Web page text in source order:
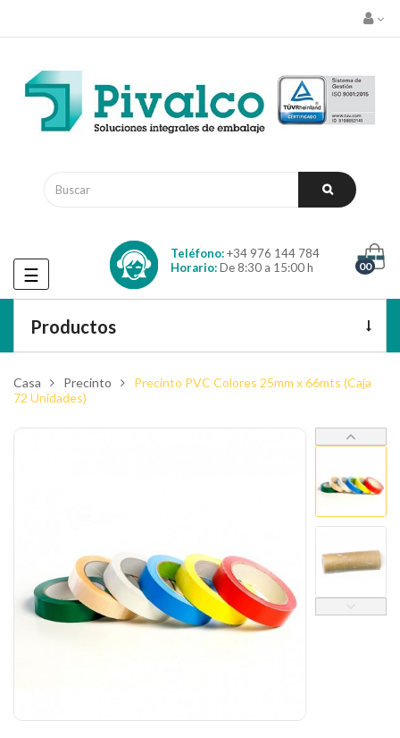
Teléfono:+34 976 144 784
Horario:De 8:30 a 15:00 h 00
Productos
Navegación
de
☰
Casa Precinto
Precinto PVC Colores 25mm x 66mts (Caja
72 Unidades)